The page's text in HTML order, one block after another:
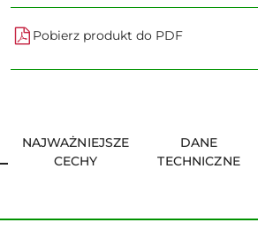
Pobierz produkt do PDF
NAJWAŻNIEJSZE
CECHY
DANE
TECHNICZNE